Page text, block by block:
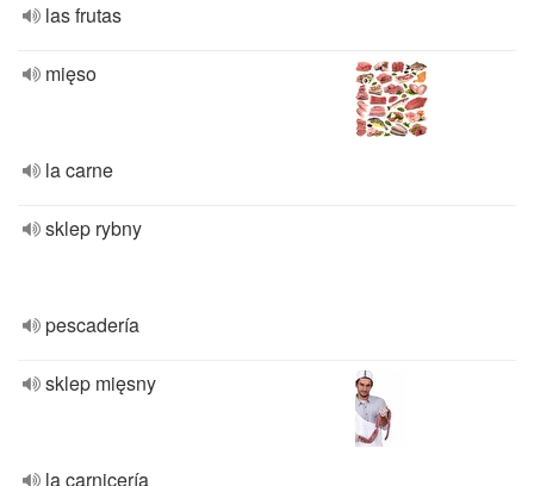
las frutas
mięso
la carne
sklep rybny
pescadería
sklep mięsny
la carnicería